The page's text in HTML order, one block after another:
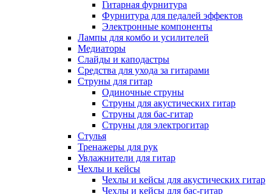
Гитарная фурнитура
Фурнитура для педалей эффектов
Электронные компоненты
Лампы для комбо и усилителей
Медиаторы
Слайды и каподастры
Средства для ухода за гитарами
Струны для гитар
Одиночные струны
Струны для акустических гитар
Струны для бас-гитар
Струны для электрогитар
Стулья
Тренажеры для рук
Увлажнители для гитар
Чехлы и кейсы
Чехлы и кейсы для акустических гитар
Чехлы и кейсы для бас-гитар